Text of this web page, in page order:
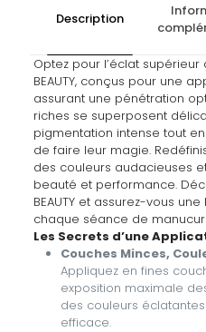
Description
Optez pour l’éclat supérieur
BEAUTY, conçus pour une
assurant une pénétration
riches se superposent
pigmentation intense tout
de faire leur magie.
des couleurs audacieuses
beauté et performance.
BEAUTY et assurez-vous
chaque séance de
Les Secrets d’une
Couches Minces,
Appliquez en fines
exposition maximale
des couleurs
efficace.